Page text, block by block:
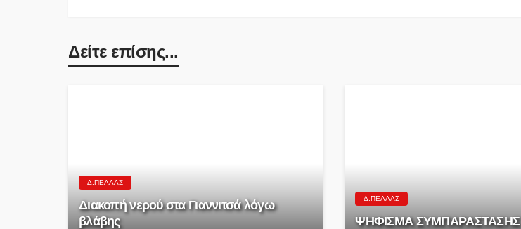
Δείτε επίσης...
Δ.ΠΈΛΛΑΣ
Διακοπή νερού στα Γιαννιτσά λόγω
βλάβης
Δ.ΠΈΛΛΑΣ
ΨΗΦΙΣΜΑ ΣΥΜΠΑΡΑΣΤΑΣΗΣ